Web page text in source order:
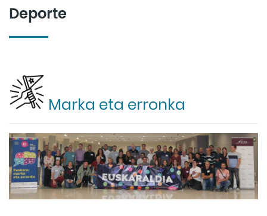
Deporte
Marka eta erronka